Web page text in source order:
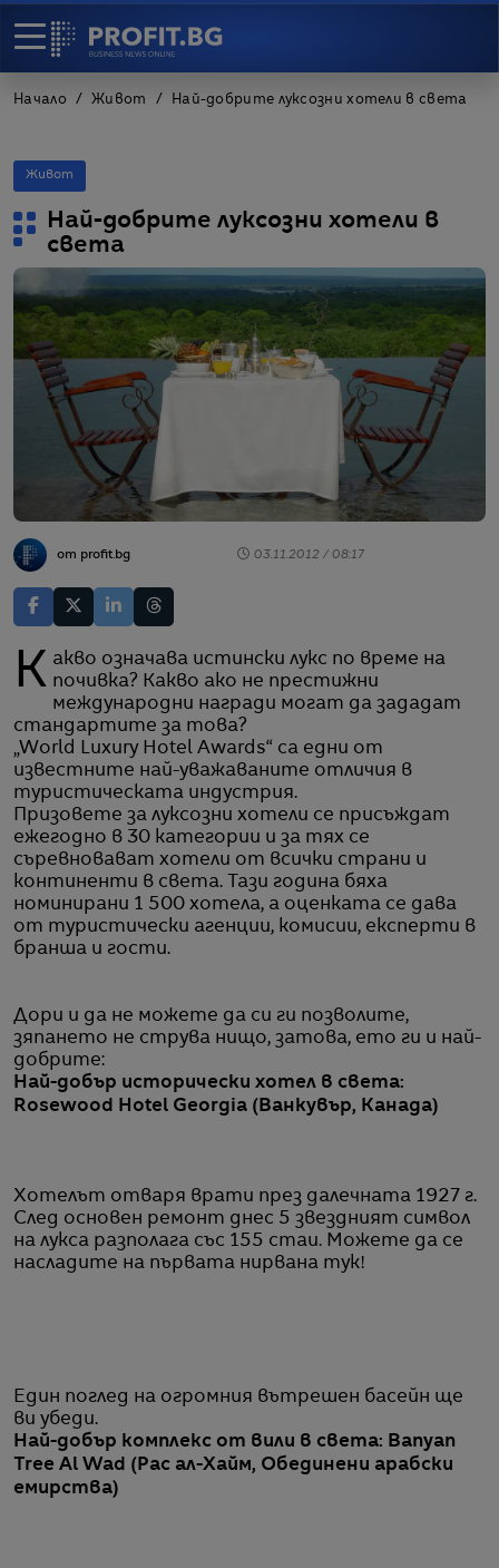
Начало Живот Най-добрите луксозни хотели в света
Живот
Най-добрите луксозни хотели в
света
от profit.bg 03.11.2012 / 08:17
Какво означава истински лукс по време на почивка? Какво ако не престижни
международни награди могат да зададат
стандартите за това?
„World Luxury Hotel Awards“ са едни от
известните най-уважаваните отличия в
туристическата индустрия.
Призовете за луксозни хотели се присъждат
ежегодно в 30 категории и за тях се
съревновават хотели от всички страни и
континенти в света. Тази година бяха
номинирани 1 500 хотела, а оценката се дава
от туристически агенции, комисии, експерти в
бранша и гости.
Дори и да не можете да си ги позволите,
зяпането не струва нищо, затова, ето ги и най-
добрите:
Най-добър исторически хотел в света:
Rosewood Hotel Georgia (Ванкувър, Канада)
Хотелът отваря врати през далечната 1927 г.
След основен ремонт днес 5 звездният символ
на лукса разполага със 155 стаи. Можете да се
насладите на първата нирвана тук!
Един поглед на огромния вътрешен басейн ще
ви убеди.
Най-добър комплекс от вили в света: Banyan
Tree Al Wad (Рас ал-Хайм, Обединени арабски
емирства)